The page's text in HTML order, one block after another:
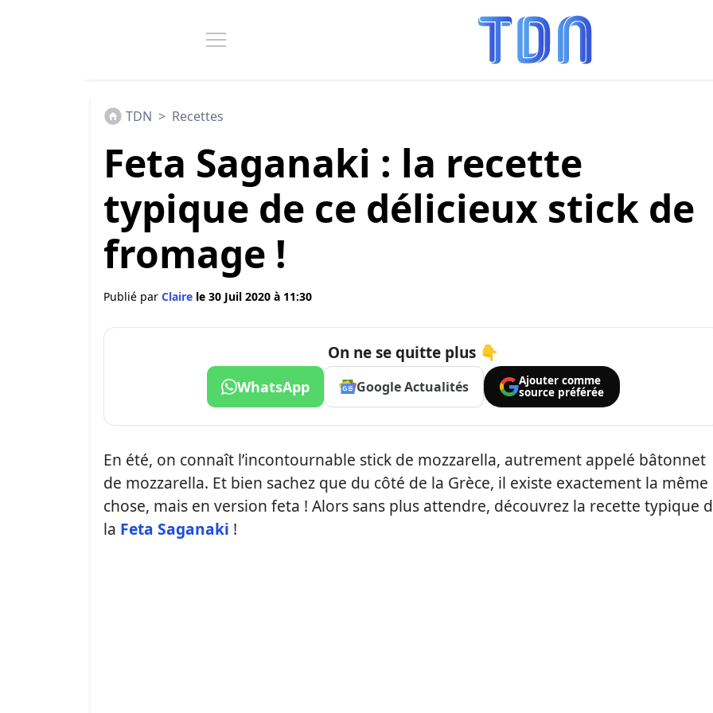
TDN > Recettes
Feta Saganaki : la recette
typique de ce délicieux stick de
fromage !
Publié par Claire le 30 Juil 2020 à 11:30
On ne se quitte plus 👇
WhatsApp Google Actualités
Ajouter comme
source préférée
En été, on connaît l’incontournable stick de mozzarella, autrement appelé bâtonnet
de mozzarella. Et bien sachez que du côté de la Grèce, il existe exactement la même
chose, mais en version feta ! Alors sans plus attendre, découvrez la recette typique
la Feta Saganaki !